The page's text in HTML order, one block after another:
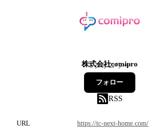
株式会社comipro
5フォロワー
フォロー
RSS
URL
https://tc-next-home.com/